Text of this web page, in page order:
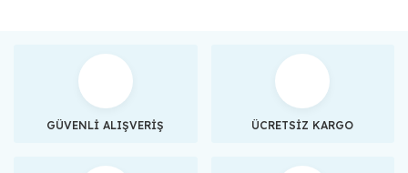
GÜVENLİ ALIŞVERİŞ ÜCRETSİZ KARGO